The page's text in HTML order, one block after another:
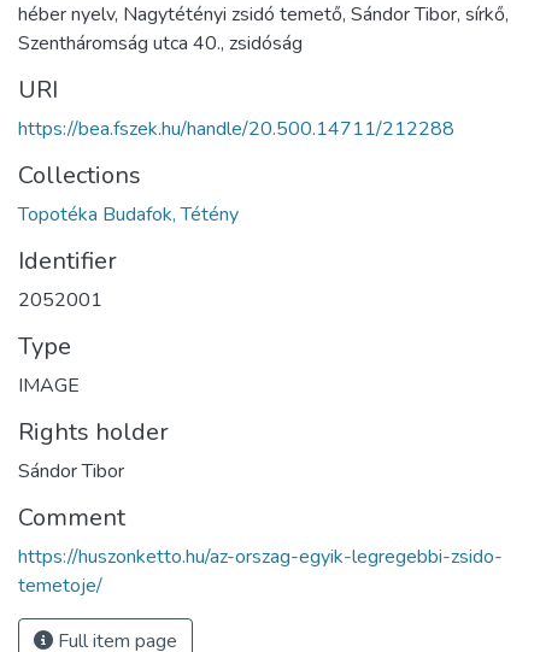
héber nyelv, Nagytétényi zsidó temető, Sándor Tibor, sírkő,
Szentháromság utca 40., zsidóság
URI
https://bea.fszek.hu/handle/20.500.14711/212288
Collections
Topotéka Budafok, Tétény
Identifier
2052001
Type
IMAGE
Rights holder
Sándor Tibor
Comment
https://huszonketto.hu/az-orszag-egyik-legregebbi-zsido-
temetoje/
Full item page